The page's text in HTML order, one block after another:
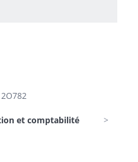
2O782
et comptabilité